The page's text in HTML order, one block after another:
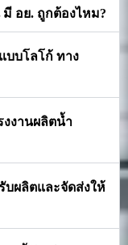
อย. ถูกต้องไหม?
บบโลโก้ ทาง
งานผลิตน้ำ
บผลิตและจัดส่งให้